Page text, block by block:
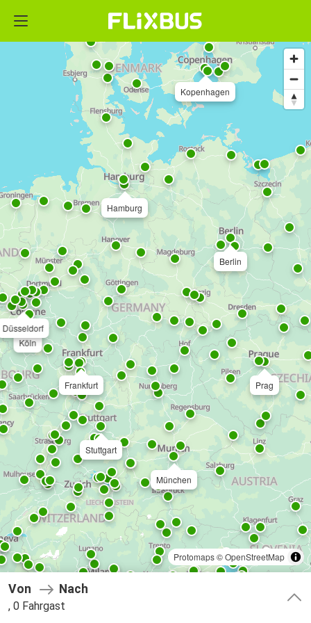
Von Nach
, 0 Fahrgast
Protomaps©OpenStreetMap
Berlin
München
Prag
Hamburg
Frankfurt
Stuttgart
Köln
Düsseldorf
Kopenhagen